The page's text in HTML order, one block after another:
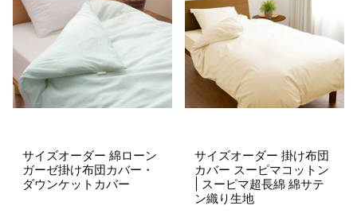
サイズオーダー 綿ローン
ガーゼ掛け布団カバー・
ダウンケットカバー
サイズオーダー 掛け布団
カバー スーピマコットン
| スーピマ超長綿 綿サテ
ン織り生地